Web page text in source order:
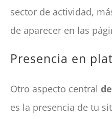
sector de actividad,
de aparecer en las
Presencia en
Otro aspecto central
es la presencia de tu